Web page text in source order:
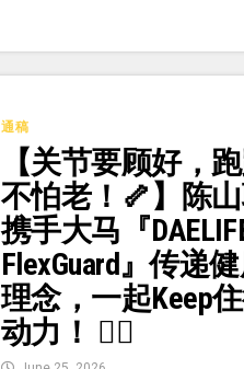
通稿
【关节要顾好，
不怕老！🦴】陈
携手大马『
FlexGuard』传递
理念，一起Keep
动力！ 🏃‍♂️